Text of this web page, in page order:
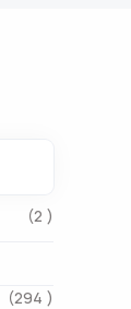
(2 )
(294 )